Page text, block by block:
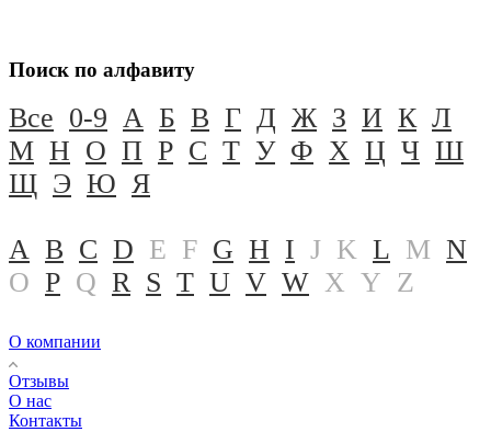
Поиск по алфавиту
Все 0-9 А Б В Г Д Ж З И К Л
М Н О П Р С Т У Ф Х Ц Ч Ш
Щ Э Ю Я
A B C D E F G H I J K L M N
O P Q R S T U V W X Y Z
О компании
Отзывы
О нас
Контакты